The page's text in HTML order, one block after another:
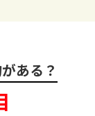
ある？